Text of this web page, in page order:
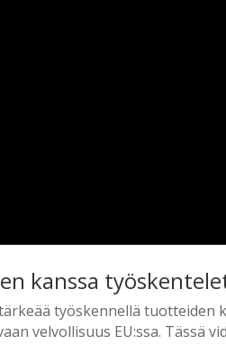
kanssa
työskennellä
velvollisuus EU:ssa. Tässä